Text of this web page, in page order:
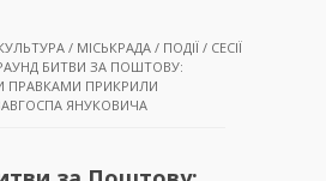
/ МІСЬКРАДА / ПОДІЇ / СЕСІЇ
БИТВИ ЗА ПОШТОВУ:
ПРАВКАМИ ПРИКРИЛИ
ЯНУКОВИЧА